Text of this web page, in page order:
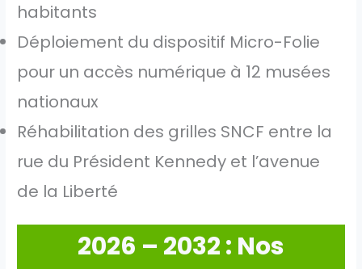
habitants
Déploiement du dispositif Micro-Folie
pour un accès numérique à 12 musées
nationaux
Réhabilitation des grilles SNCF entre la
rue du Président Kennedy et l’avenue
de la Liberté
2026 – 2032 : Nos